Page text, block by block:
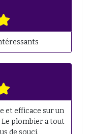
et efficace sur un
plombier a tout